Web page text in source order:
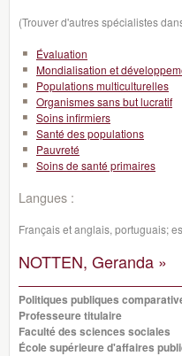
(Trouver d'autres spécialistes
Évaluation
Mondialisation et
Populations multiculturelles
Organismes sans but lucratif
Soins infirmiers
Santé des populations
Pauvreté
Soins de santé primaires
Langues :
Français et anglais, portuguais;
NOTTEN, Geranda »
Politiques publiques
Professeure titulaire
Faculté des sciences sociales
École supérieure d'affaires